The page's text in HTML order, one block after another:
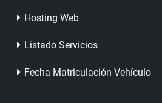
Hosting Web
Listado Servicios
Fecha Matriculación Vehículo